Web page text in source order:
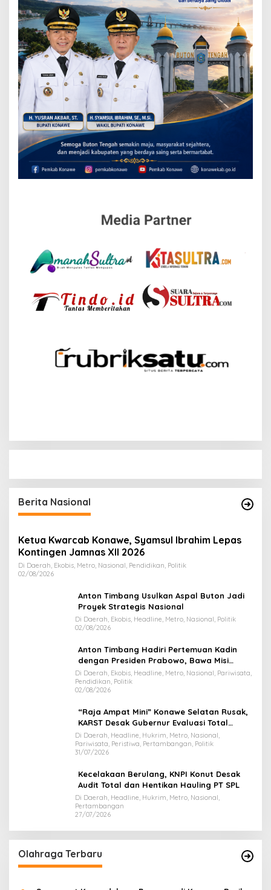
Berita Nasional
Ketua Kwarcab Konawe, Syamsul Ibrahim Lepas
Kontingen Jamnas XII 2026
Di Daerah, Ekobis, Metro, Nasional, Pendidikan, Politik
02/08/2026
Anton Timbang Usulkan Aspal Buton Jadi
Proyek Strategis Nasional
Di Daerah, Ekobis, Headline, Metro, Nasional, Politik
02/08/2026
Anton Timbang Hadiri Pertemuan Kadin
dengan Presiden Prabowo, Bawa Misi
Majukan Ekonomi Sultra
Di Daerah, Ekobis, Headline, Metro, Nasional, Pariwisata,
Pendidikan, Politik
02/08/2026
“Raja Ampat Mini” Konawe Selatan Rusak,
KARST Desak Gubernur Evaluasi Total
Dispar Sultra
Di Daerah, Headline, Hukrim, Metro, Nasional,
Pariwisata, Peristiwa, Pertambangan, Politik
31/07/2026
Kecelakaan Berulang, KNPI Konut Desak
Audit Total dan Hentikan Hauling PT SPL
Di Daerah, Headline, Hukrim, Metro, Nasional,
Pertambangan
27/07/2026
Olahraga Terbaru